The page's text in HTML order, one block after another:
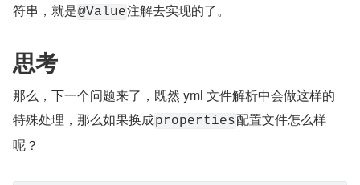
符串，就是@Value注解去实现的了。
思考
那么，下一个问题来了，既然 yml 文件解析中会做这样的
特殊处理，那么如果换成properties配置文件怎么样
呢？